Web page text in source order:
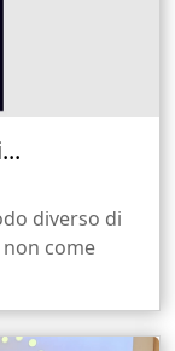
diverso di
come